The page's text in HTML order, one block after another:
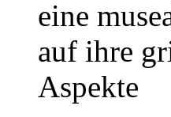
eine
auf ihre
Aspekte